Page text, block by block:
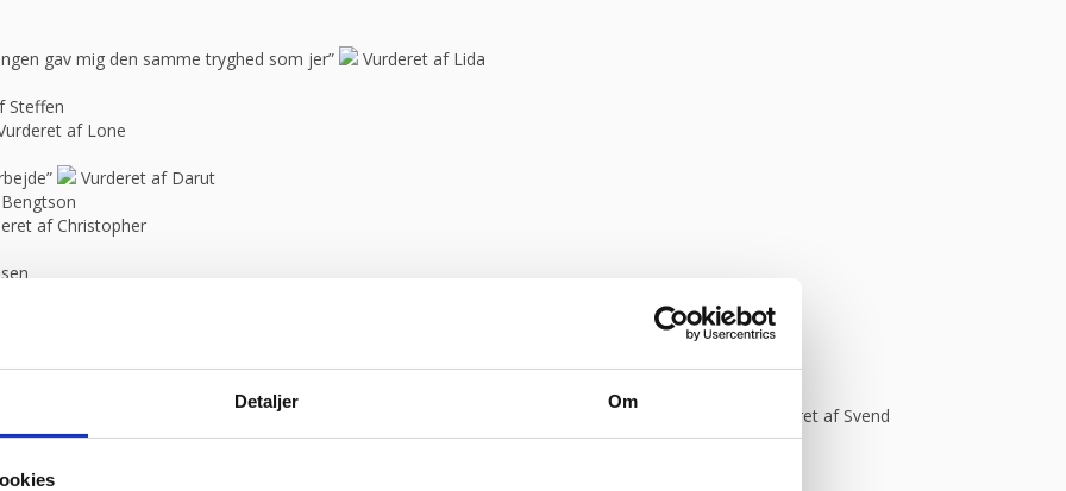
Detaljer Om
gav mig den samme tryghed som jer”
Vurderet af Lida
Steffen
af Lone
Vurderet af Darut
af Christopher
han snakker om og kan vejlede os kunder”
vores anbefalinger.”
Vurderet af anonym
sjælden positiv fantastisk oplevelse, som jeg sent vil glemme! Kommer helt sikkert igen.”
Vurderet af Svend